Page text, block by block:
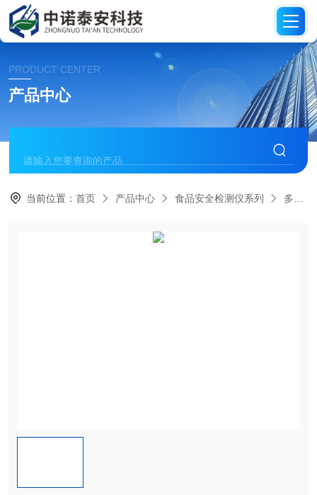
PRODUCT CENTER
产品中心
当前位置：首页 产品中心 食品安全检测仪系列 多功能食品安全检测仪